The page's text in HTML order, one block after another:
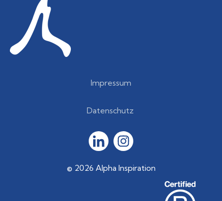
Impressum
Datenschutz
© 2026 Alpha Inspiration